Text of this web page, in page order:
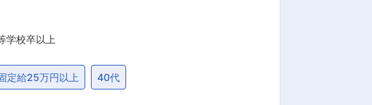
学校卒以上
定給25万円以上 40代